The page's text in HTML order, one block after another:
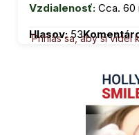
Vzdialenosť: Cca. 60
Hlasov: 53
Prihlás sa, aby si videl